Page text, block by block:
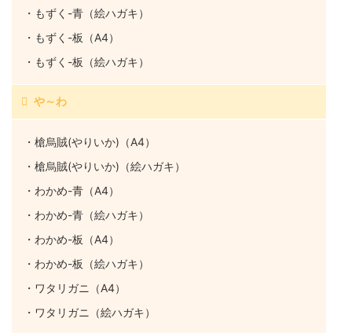
・もずく-青（絵ハガキ）
・もずく-板（A4）
・もずく-板（絵ハガキ）
や～わ
・槍烏賊(やりいか)（A4）
・槍烏賊(やりいか)（絵ハガキ）
・わかめ-青（A4）
・わかめ-青（絵ハガキ）
・わかめ-板（A4）
・わかめ-板（絵ハガキ）
・ワタリガニ（A4）
・ワタリガニ（絵ハガキ）